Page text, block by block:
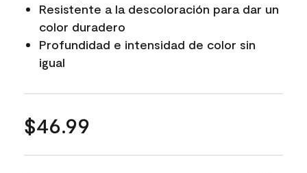
Resistente a la descoloración para dar un
color duradero
Profundidad e intensidad de color sin
igual
$46.99